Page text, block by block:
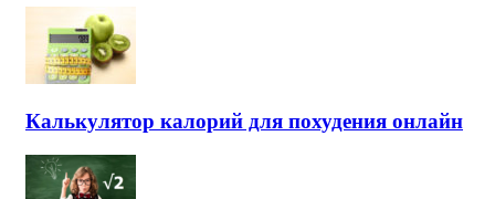
Калькулятор калорий для похудения онлайн